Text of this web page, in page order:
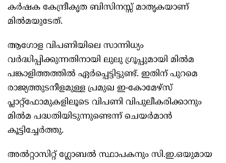
കർഷക കേന്ദ്രീകൃത ബിസിനസ്സ് മാതൃകയാണ്
മിൽമയുടേത്.
ആഗോള വിപണിയിലെ സാന്നിധ്യം
വർദ്ധിപ്പിക്കുന്നതിനായി ലുലു ഗ്രൂപ്പുമായി മിൽമ
പങ്കാളിത്തത്തിൽ ഏർപ്പെട്ടിട്ടുണ്ട്. ഇതിന് പുറമെ
രാജ്യത്തുടനീളമുള്ള പ്രമുഖ ഇ-കോമേഴ്സ്
പ്ലാറ്റ്ഫോമുകളിലൂടെ വിപണി വിപുലീകരിക്കാനും
മിൽമ പദ്ധതിയിടുന്നുണ്ടെന്ന് ചെയർമാൻ
കൂട്ടിച്ചേർത്തു.
അൽറ്റാസിറ്റ് ഗ്ലോബൽ സ്ഥാപകനും സി.ഇ.ഒയുമായ